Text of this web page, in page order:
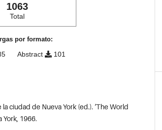
1063
Total
por formato:
Abstract 101
ciudad de Nueva York (ed.). ‘The World
York, 1966.